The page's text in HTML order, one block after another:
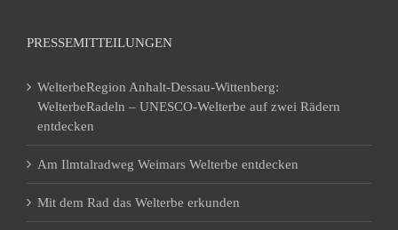
PRESSEMITTEILUNGEN
WelterbeRegion Anhalt-Dessau-Wittenberg:
WelterbeRadeln – UNESCO-Welterbe auf zwei Rädern
entdecken
Am Ilmtalradweg Weimars Welterbe entdecken
Mit dem Rad das Welterbe erkunden